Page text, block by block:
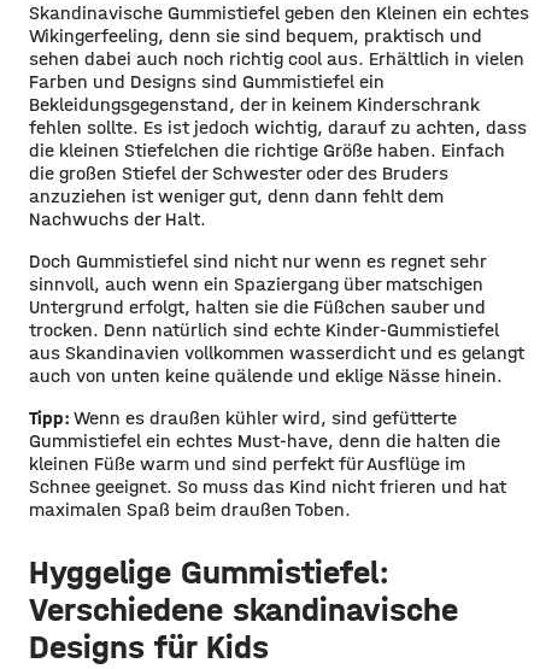
Skandinavische Gummistiefel geben den Kleinen ein echtes
Wikingerfeeling, denn sie sind bequem, praktisch und
sehen dabei auch noch richtig cool aus. Erhältlich in vielen
Farben und Designs sind Gummistiefel ein
Bekleidungsgegenstand, der in keinem Kinderschrank
fehlen sollte. Es ist jedoch wichtig, darauf zu achten, dass
die kleinen Stiefelchen die richtige Größe haben. Einfach
die großen Stiefel der Schwester oder des Bruders
anzuziehen ist weniger gut, denn dann fehlt dem
Nachwuchs der Halt.
Doch Gummistiefel sind nicht nur wenn es regnet sehr
sinnvoll, auch wenn ein Spaziergang über matschigen
Untergrund erfolgt, halten sie die Füßchen sauber und
trocken. Denn natürlich sind echte Kinder-Gummistiefel
aus Skandinavien vollkommen wasserdicht und es gelangt
auch von unten keine quälende und eklige Nässe hinein.
Tipp: Wenn es draußen kühler wird, sind gefütterte
Gummistiefel ein echtes Must-have, denn die halten die
kleinen Füße warm und sind perfekt für Ausflüge im
Schnee geeignet. So muss das Kind nicht frieren und hat
maximalen Spaß beim draußen Toben.
Hyggelige Gummistiefel:
Verschiedene skandinavische
Designs für Kids